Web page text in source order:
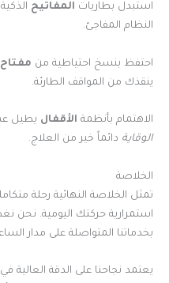
استبدل بطاريات المفاتيح
النظام المفاجئ.
احتفظ بنسخ احتياطية من مفتاح
ينقذك من المواقف الطارئة.
الاهتمام بأنظمة الأقفال يطيل
الوقاية دائماً خير من العلاج.
الخلاصة
تمثل الخلاصة النهائية رحلة
استمرارية حركتك اليومية. نحن
بخدماتنا المتواصلة على مدار
يعتمد نجاحنا على الدقة العالية